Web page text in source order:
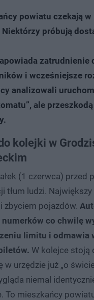
powiatu czekają
próbują
zatrudnienie
i wcześniejsze
analizowali
ale
kolejki w
(1 czerwca) przed
tłum ludzi.
zbyciem pojazdów.
numerków co chwilę
limitu i odmawia
W kolejce stoją
w urzędzie już „o
niemal
To mieszkańcy